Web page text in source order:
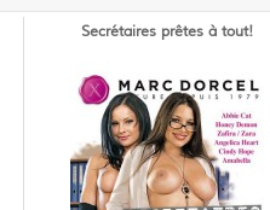
Secrétaires prêtes à tout!